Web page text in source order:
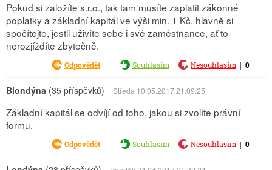
Pokud si založíte s.r.o., tak tam musíte zaplatit zákonné
poplatky a základní kapitál ve výši min. 1 Kč, hlavně si
spočítejte, jestli uživíte sebe i své zaměstnance, ať to
nerozjíždíte zbytečně.
Odpovědět Souhlasím | Nesouhlasím | 0
Blondýna (35 příspěvků) Středa 10.05.2017 21:09:25
Základní kapitál se odvíjí od toho, jakou si zvolíte právní
formu.
Odpovědět Souhlasím | Nesouhlasím | 0